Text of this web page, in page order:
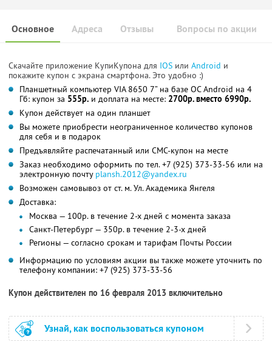
Основное Отзывы Вопросы по акции
Адреса
Скачайте приложение КупиКупона для IOS или Android и
покажите купон с экрана смартфона. Это удобно :)
Планшетный компьютер VIA 8650 7” на базе ОС Android на 4
Гб: купон за 555р. и доплата на месте: 2700р. вместо 6990р.
Купон действует на один планшет
Вы можете приобрести неограниченное количество купонов
для себя и в подарок
Предъявляйте распечатанный или СМС-купон на месте
Заказ необходимо оформить по тел. +7 (925) 373-33-56 или на
электронную почту plansh.2012@yandex.ru
Возможен самовывоз от ст. м. Ул. Академика Янгеля
Доставка:
Москва — 100р. в течение 2-х дней с момента заказа
Санкт-Петербург — 350р. в течение 2-3-х дней
Регионы — согласно срокам и тарифам Почты России
Информацию по условиям акции вы также можете уточнить по
телефону компании: +7 (925) 373-33-56
Купон действителен по 16 февраля 2013 включительно
Узнай, как воспользоваться купоном